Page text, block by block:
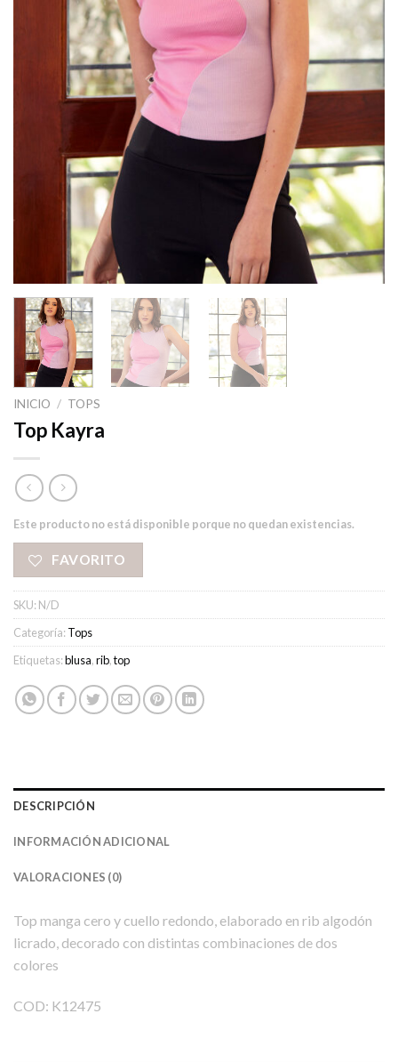
INICIO / TOPS
Top Kayra
Este producto no está disponible porque no quedan existencias.
FAVORITO
SKU: N/D
Categoría: Tops
Etiquetas:blusa,rib,top
DESCRIPCIÓN
INFORMACIÓN ADICIONAL
VALORACIONES (0)
Top manga cero y cuello redondo, elaborado en rib algodón
licrado, decorado con distintas combinaciones de dos
colores
COD: K12475